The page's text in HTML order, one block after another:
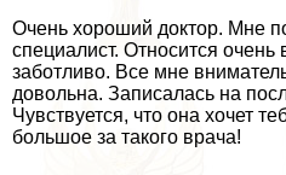
Очень хороший доктор. Мне
специалист. Относится очень
заботливо. Все мне
довольна. Записалась на
Чувствуется, что она хочет
большое за такого врача!